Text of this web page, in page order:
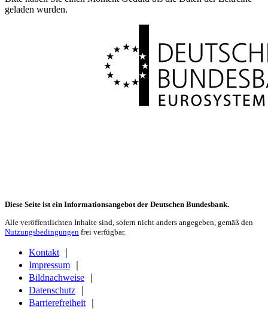
geladen wurden.
Diese Seite ist ein Informationsangebot der Deutschen Bundesbank.
Alle veröffentlichten Inhalte sind, sofern nicht anders angegeben, gemäß den
Nutzungsbedingungen frei verfügbar.
Kontakt
Impressum
Bildnachweise
Datenschutz
Barrierefreiheit